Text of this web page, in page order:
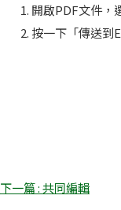
開啟PDF文件，
按一下「傳送到
下一篇 : 共同編輯